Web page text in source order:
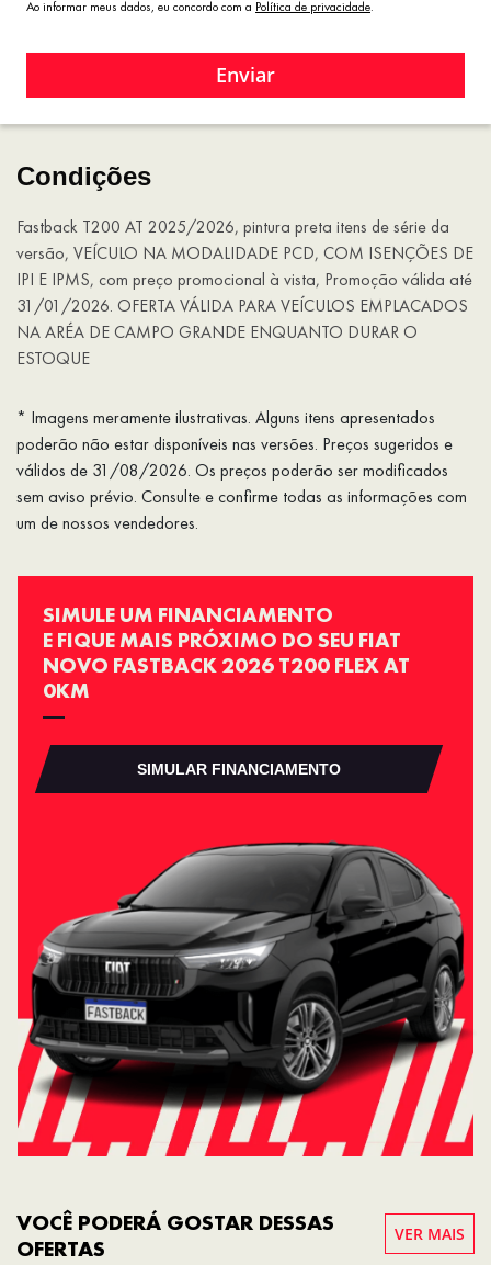
Condições
Fastback T200 AT 2025/2026, pintura preta itens de série da
versão, VEÍCULO NA MODALIDADE PCD, COM ISENÇÕES DE
IPI E IPMS, com preço promocional à vista, Promoção válida até
31/01/2026. OFERTA VÁLIDA PARA VEÍCULOS EMPLACADOS
NA ARÉA DE CAMPO GRANDE ENQUANTO DURAR O
ESTOQUE
* Imagens meramente ilustrativas. Alguns itens apresentados
poderão não estar disponíveis nas versões. Preços sugeridos e
válidos de 31/08/2026. Os preços poderão ser modificados
sem aviso prévio. Consulte e confirme todas as informações com
um de nossos vendedores.
Ao informar meus dados, eu concordo com a Política de privacidade.
Enviar
SIMULE UM FINANCIAMENTO
E FIQUE MAIS PRÓXIMO DO SEU FIAT
NOVO FASTBACK 2026 T200 FLEX AT
0KM
SIMULAR FINANCIAMENTO
VOCÊ PODERÁ GOSTAR DESSAS
OFERTAS
VER MAIS